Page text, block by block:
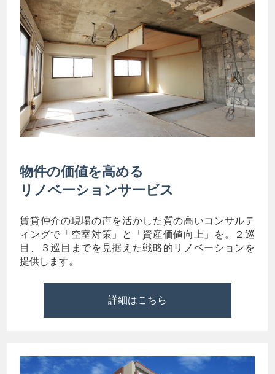
物件の価値を高める
リノベーションサービス
賃貸仲介の現場の声を活かした質の高いコンサルテ
ィングで「空室対策」と「資産価値向上」を。２巡
目、３巡目までを見据えた戦略的リノベーションを
提供します。
詳細はこちら